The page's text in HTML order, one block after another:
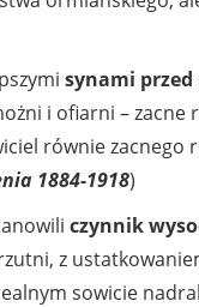
synami
i ofiarni – zacne
równie zacnego
1884-1918)
czynnik
z
sowicie